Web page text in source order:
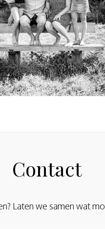
Contact
Laten we samen wat